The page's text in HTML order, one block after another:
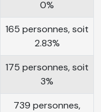
0%
165 personnes, soit
2.83%
175 personnes, soit
3%
739 personnes,